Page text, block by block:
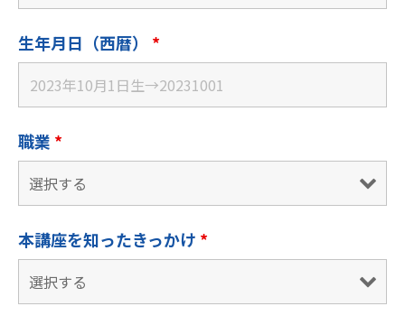
生年月日（西暦） *
職業 *
本講座を知ったきっかけ *